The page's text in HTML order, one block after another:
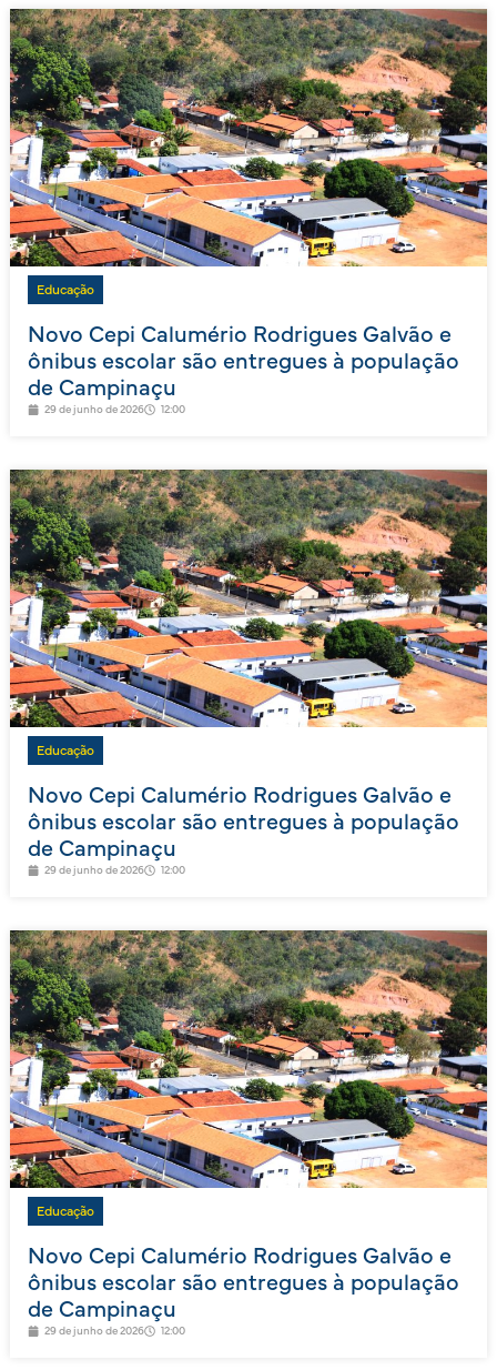
Educação
Novo Cepi Calumério Rodrigues Galvão e
ônibus escolar são entregues à população
de Campinaçu
29 de junho de 2026 12:00
Educação
Novo Cepi Calumério Rodrigues Galvão e
ônibus escolar são entregues à população
de Campinaçu
29 de junho de 2026 12:00
Educação
Novo Cepi Calumério Rodrigues Galvão e
ônibus escolar são entregues à população
de Campinaçu
29 de junho de 2026 12:00